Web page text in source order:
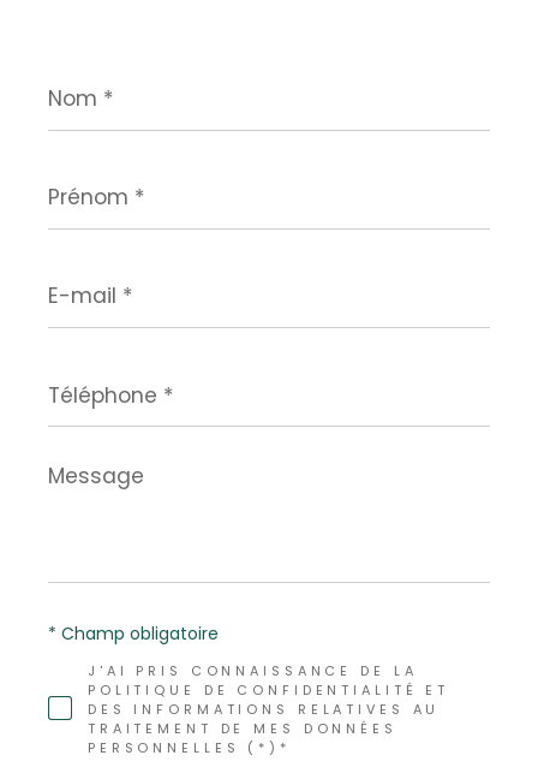
*
*
mail
*
*
Message
*
J'AI PRIS CONNAISSANCE DE LA
POLITIQUE DE CONFIDENTIALITÉ ET
DES INFORMATIONS RELATIVES AU
TRAITEMENT DE MES DONNÉES
PERSONNELLES (*)*
* Champ obligatoire